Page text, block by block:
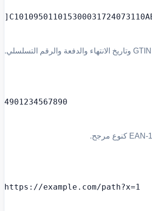
4901234567890
https://example.com/path?x=1